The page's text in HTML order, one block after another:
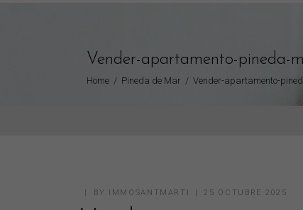
Vender-apartamento-pineda-
Home / Pineda de Mar / Vender-apartamento-
BY IMMOSANTMARTI 25 OCTUBRE 2025